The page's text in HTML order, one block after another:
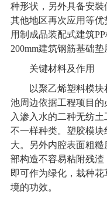
种形状，另外具备安
其他地区再次应用等
用制成品装配式建筑
200mm建筑钢筋基础
关键材料及作用
以聚乙烯塑料模块
池周边依据工程项目
入渗入水的二种无纺
不一样种类。塑胶模
大。另外内腔表面粗糙
部构造不容易粘附残
即可作为绿化，栽种
境的功效。